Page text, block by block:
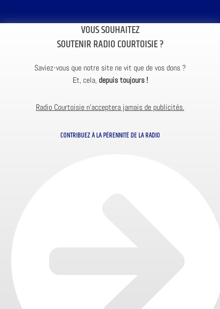
VOUS SOUHAITEZ
SOUTENIR RADIO COURTOISIE ?
Saviez-vous que notre site ne vit que de vos dons ?
Et, cela, depuis toujours !
Radio Courtoisie n’acceptera jamais de publicités.
CONTRIBUEZ À LA PÉRENNITÉ DE LA RADIO